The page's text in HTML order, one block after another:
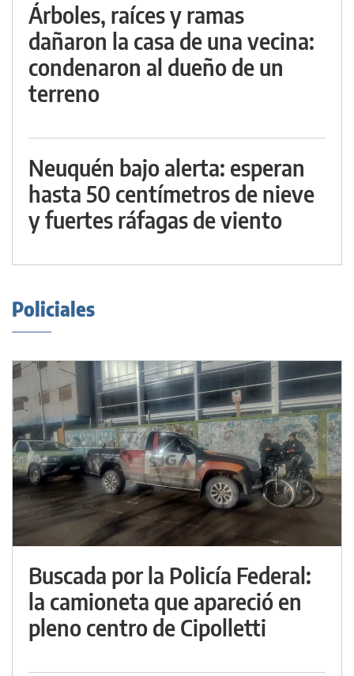
Árboles, raíces y ramas
dañaron la casa de una vecina:
condenaron al dueño de un
terreno
Neuquén bajo alerta: esperan
hasta 50 centímetros de nieve
y fuertes ráfagas de viento
Policiales
Buscada por la Policía Federal:
la camioneta que apareció en
pleno centro de Cipolletti